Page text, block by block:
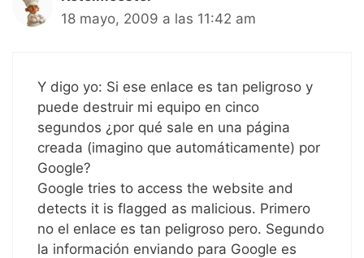
18 mayo, 2009 a las 11:42 am
Y digo yo: Si ese enlace es tan peligroso y
puede destruir mi equipo en cinco
segundos ¿por qué sale en una página
creada (imagino que automáticamente) por
Google?
Google tries to access the website and
detects it is flagged as malicious. Primero
no el enlace es tan peligroso pero. Segundo
la información enviando para Google es